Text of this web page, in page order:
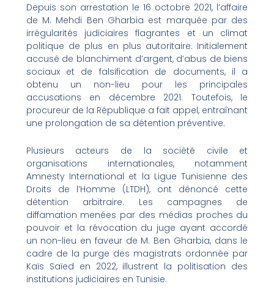
Depuis son arrestation le 16 octobre 2021, l’affaire
de M. Mehdi Ben Gharbia est marquée par des
irrégularités judiciaires flagrantes et un climat
politique de plus en plus autoritaire. Initialement
accusé de blanchiment d’argent, d’abus de biens
sociaux et de falsification de documents, il a
obtenu un non-lieu pour les principales
accusations en décembre 2021. Toutefois, le
procureur de la République a fait appel, entraînant
une prolongation de sa détention préventive.
Plusieurs acteurs de la société civile et
organisations internationales, notamment
Amnesty International et la Ligue Tunisienne des
Droits de l’Homme (LTDH), ont dénoncé cette
détention arbitraire. Les campagnes de
diffamation menées par des médias proches du
pouvoir et la révocation du juge ayant accordé
un non-lieu en faveur de M. Ben Gharbia, dans le
cadre de la purge des magistrats ordonnée par
Kaïs Saïed en 2022, illustrent la politisation des
institutions judiciaires en Tunisie.